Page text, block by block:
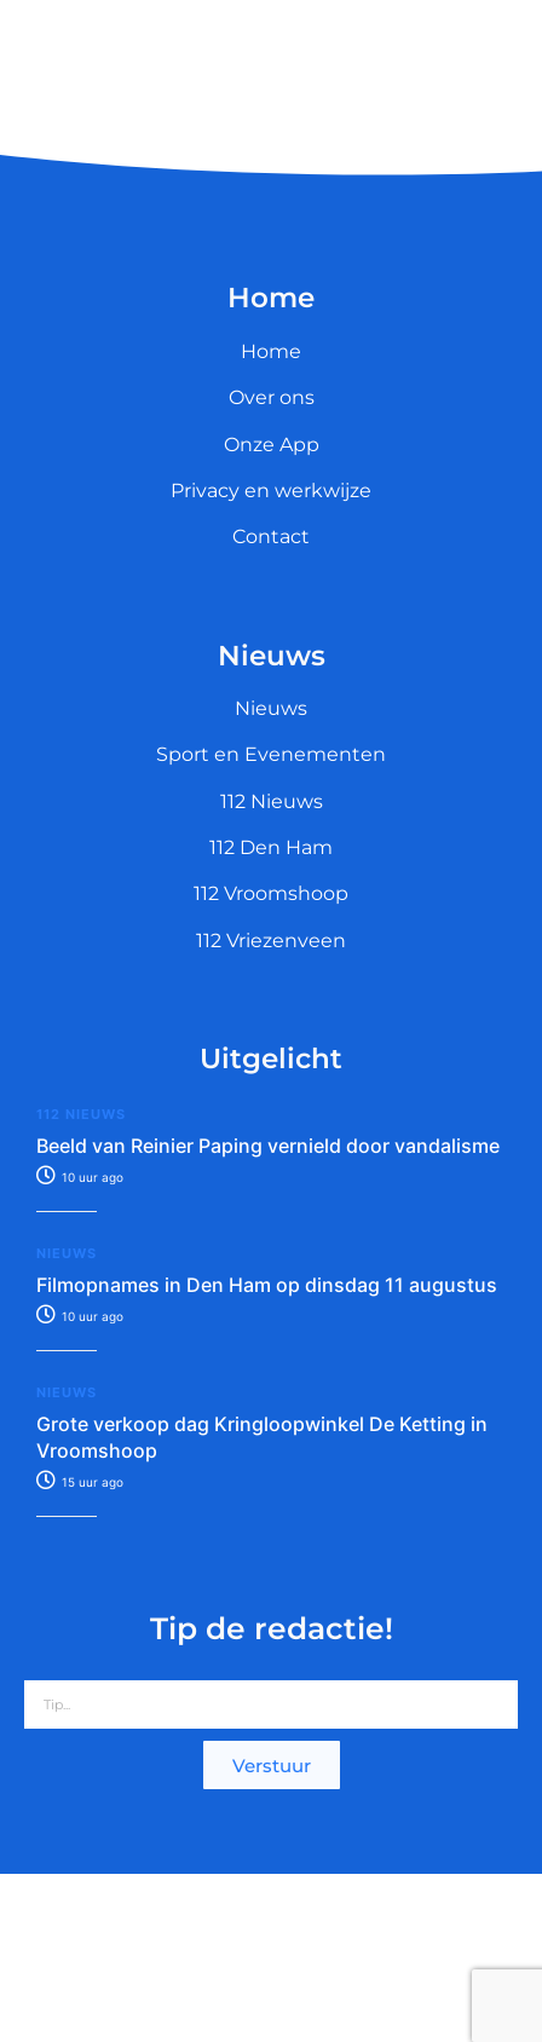
Home
Home
Over ons
Onze App
Privacy en werkwijze
Contact
Nieuws
Nieuws
Sport en Evenementen
112 Nieuws
112 Den Ham
112 Vroomshoop
112 Vriezenveen
Uitgelicht
112 NIEUWS
Beeld van Reinier Paping vernield door vandalisme
10 uur ago
NIEUWS
Filmopnames in Den Ham op dinsdag 11 augustus
10 uur ago
NIEUWS
Grote verkoop dag Kringloopwinkel De Ketting in
Vroomshoop
15 uur ago
Tip de redactie!
Verstuur